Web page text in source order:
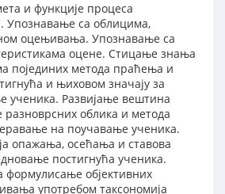
и функције процеса
са облицима,
оцењивања. Упознавање са
оцене. Стицање знања
појединих метода праћења и
и њиховом значају за
ученика. Развијање вештина
облика и метода
на поучавање ученика.
опажања, осећања и ставова
постигнућа ученика.
објективних
употребом таксономија